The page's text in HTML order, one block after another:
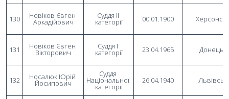
130 Новіков Євген
Аркадійович
Суддя II
категорії 00.01.1900
131 Новіков Євген
Вікторович
Суддя I
категорії 23.04.1965
132 Носалюк Юрій
Йосипович
Суддя
Національної
категорії
26.04.1940